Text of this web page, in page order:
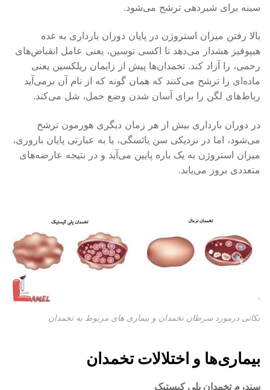
سینه برای شیردهی ترشح می‌شود.
بالا رفتن میزان استروژن در پایان دوران بارداری به غده
هیپوفیز هشدار می‌دهد تا اکسی توسین، یعنی عامل انقباض‌های
رحمی، را آزاد کند. تخمدان‌ها پیش از زایمان ریلکسین یعنی
ماده‌ای را ترشح می‌کنند که همان گونه که از نام آن برمی‌آید
رباط‌های لگن را برای آسان شدن وضع حمل، شل می‌کند.
در دوران بارداری بیش از هر زمان دیگری هورمون ترشح
می‌شود، اما در نزدیکی سن یائسگی، یا به عبارتی پایان باروری،
میزان استروژن به یک باره پایین می‌آید و در نتیجه عارضه‌های
متعددی بروز می‌یابد.
نکاتی درمورد سرطان تخمدان و بیماری های مربوط به تخمدان
بیماری‌ها و اختلالات تخمدان
سندرم تخمدان پلی کیستیک